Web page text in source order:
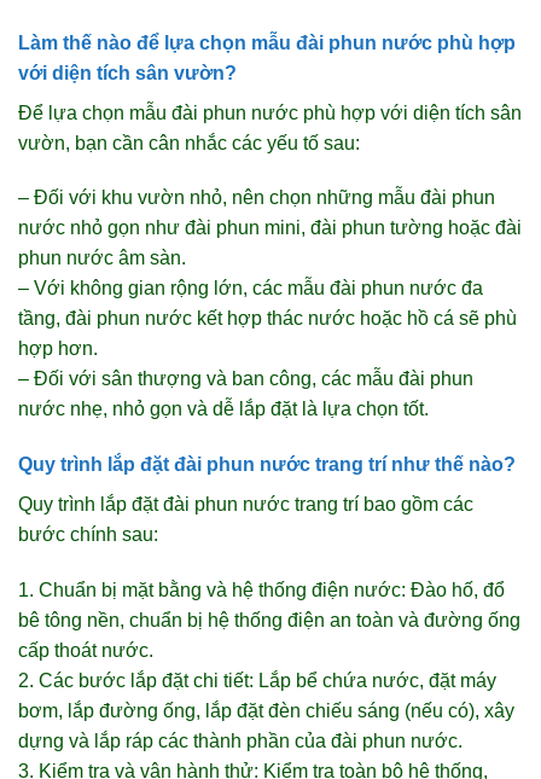
Làm thế nào để lựa chọn mẫu đài phun nước phù hợp
với diện tích sân vườn?
Để lựa chọn mẫu đài phun nước phù hợp với diện tích sân
vườn, bạn cần cân nhắc các yếu tố sau:
– Đối với khu vườn nhỏ, nên chọn những mẫu đài phun
nước nhỏ gọn như đài phun mini, đài phun tường hoặc đài
phun nước âm sàn.
– Với không gian rộng lớn, các mẫu đài phun nước đa
tầng, đài phun nước kết hợp thác nước hoặc hồ cá sẽ phù
hợp hơn.
– Đối với sân thượng và ban công, các mẫu đài phun
nước nhẹ, nhỏ gọn và dễ lắp đặt là lựa chọn tốt.
Quy trình lắp đặt đài phun nước trang trí như thế nào?
Quy trình lắp đặt đài phun nước trang trí bao gồm các
bước chính sau:
1. Chuẩn bị mặt bằng và hệ thống điện nước: Đào hố, đổ
bê tông nền, chuẩn bị hệ thống điện an toàn và đường ống
cấp thoát nước.
2. Các bước lắp đặt chi tiết: Lắp bể chứa nước, đặt máy
bơm, lắp đường ống, lắp đặt đèn chiếu sáng (nếu có), xây
dựng và lắp ráp các thành phần của đài phun nước.
3. Kiểm tra và vận hành thử: Kiểm tra toàn bộ hệ thống,